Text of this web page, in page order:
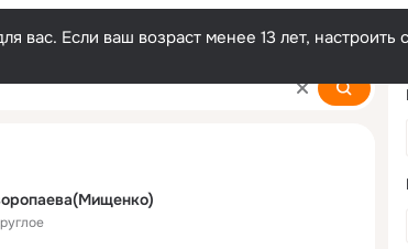
вас. Если ваш возраст менее 13 лет,